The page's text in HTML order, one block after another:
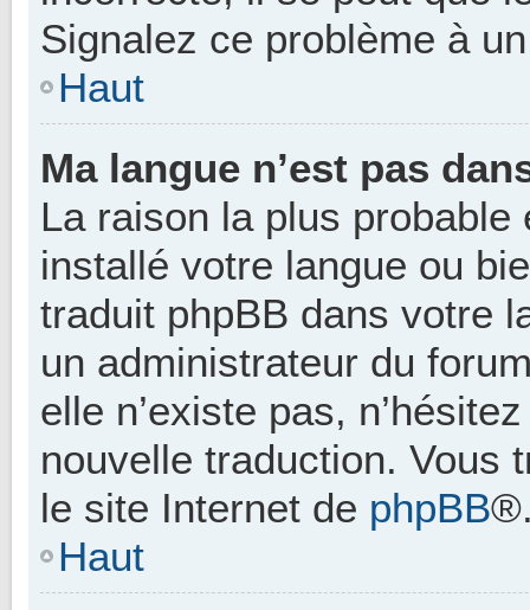
Signalez ce problème à
Haut
Ma langue n’est pas
La raison la plus probable
installé votre langue ou
traduit phpBB dans votre
un administrateur du
elle n’existe pas,
nouvelle traduction. Vous
le site Internet de phpBB
Haut